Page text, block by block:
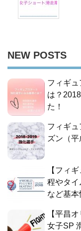
NEW POSTS
フィギ
は？
た！
フィギ
ズン（平
【フィ
程やタイ
など基本
【平昌
女子SP